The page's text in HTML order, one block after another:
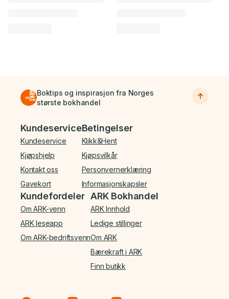
Boktips og inspirasjon fra Norges
største bokhandel
Bunnmeny
Kundeservice
Kundeservice
Kjøpshjelp
Kontakt oss
Gavekort
Betingelser
Klikk&Hent
Kjøpsvilkår
Personvernerklæring
Informasjonskapsler
Kundefordeler
Om ARK-venn
ARK leseapp
Om ARK-bedriftsvenn
ARK Bokhandel
ARK Innhold
Ledige stillinger
Om ARK
Bærekraft i ARK
Finn butikk